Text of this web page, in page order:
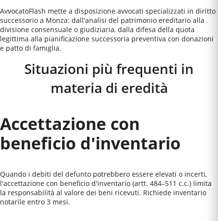
AvvocatoFlash mette a disposizione avvocati specializzati in diritto
successorio a Monza: dall'analisi del patrimonio ereditario alla
divisione consensuale o giudiziaria, dalla difesa della quota
legittima alla pianificazione successoria preventiva con donazioni
e patto di famiglia.
Situazioni più frequenti in
materia di eredità
Accettazione con
beneficio d'inventario
Quando i debiti del defunto potrebbero essere elevati o incerti,
l'accettazione con beneficio d'inventario (artt. 484–511 c.c.) limita
la responsabilità al valore dei beni ricevuti. Richiede inventario
notarile entro 3 mesi.